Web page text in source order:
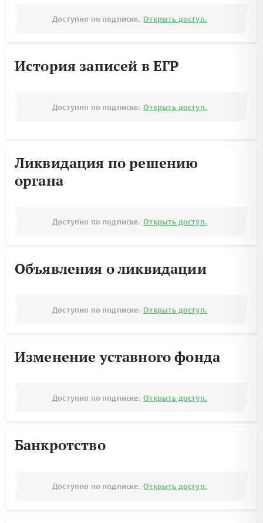
Доступно по подписке. Открыть доступ.
История записей в ЕГР
Доступно по подписке. Открыть доступ.
Ликвидация по решению
органа
Доступно по подписке. Открыть доступ.
Объявления о ликвидации
Доступно по подписке. Открыть доступ.
Изменение уставного фонда
Доступно по подписке. Открыть доступ.
Банкротство
Доступно по подписке. Открыть доступ.